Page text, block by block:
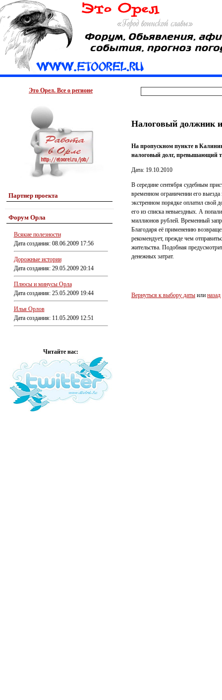
Это Орел. Все о регионе
Партнер проекта
Форум Орла
Всякие полезности
Дата создания: 08.06.2009 17:56
Дорожные истории
Дата создания: 29.05.2009 20:14
Плюсы и минусы Орла
Дата создания: 25.05.2009 19:44
Илья Орлов
Дата создания: 11.05.2009 12:51
Читайте нас:
Налоговый должник
На пропускном пункте в
налоговый долг, превышающий
Дата: 19.10.2010
В середине сентября судебным
временном ограничении его
экстренном порядке оплатил свой
его из списка невыездных. А
миллионов рублей. Временный
Благодаря её применению
рекомендует, прежде чем
жительства. Подобная
денежных затрат.
Вернуться к выбору даты или назад